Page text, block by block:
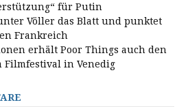
für Putin
Völler das Blatt und punktet
Frankreich
erhält Poor Things auch den
Filmfestival in Venedig